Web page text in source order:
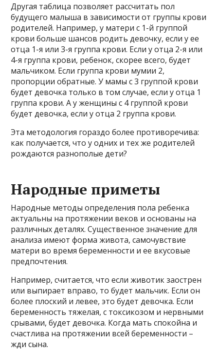
Другая таблица позволяет рассчитать пол
будущего малыша в зависимости от группы крови
родителей. Например, у матери с 1-й группой
крови больше шансов родить девочку, если у ее
отца 1-я или 3-я группа крови. Если у отца 2-я или
4-я группа крови, ребенок, скорее всего, будет
мальчиком. Если группа крови мумии 2,
пропорции обратные. У мамы с 3 группой крови
будет девочка только в том случае, если у отца 1
группа крови. А у женщины с 4 группой крови
будет девочка, если у отца 2 группа крови.
Эта методология гораздо более противоречива:
как получается, что у одних и тех же родителей
рождаются разнополые дети?
Народные приметы
Народные методы определения пола ребенка
актуальны на протяжении веков и основаны на
различных деталях. Существенное значение для
анализа имеют форма живота, самочувствие
матери во время беременности и ее вкусовые
предпочтения.
Например, считается, что если животик заострен
или выпирает вправо, то будет мальчик. Если он
более плоский и левее, это будет девочка. Если
беременность тяжелая, с токсикозом и нервными
срывами, будет девочка. Когда мать спокойна и
счастлива на протяжении всей беременности –
жди сына.